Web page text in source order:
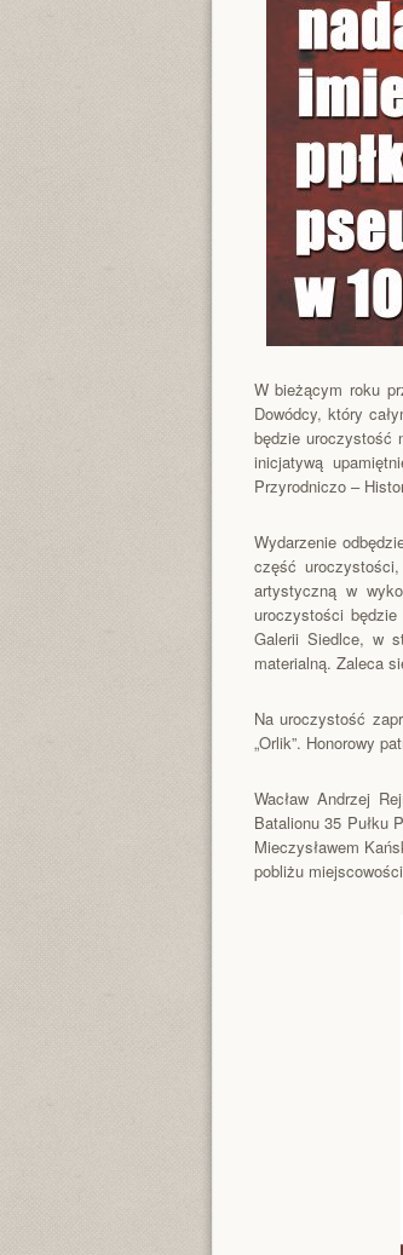
W bieżącym roku
Dowódcy, który
będzie uroczystość
inicjatywą
Przyrodniczo –
Wydarzenie
część
artystyczną w
uroczystości
Galerii Siedlce, w
materialną. Zaleca
Na uroczystość
„Orlik”. Honorowy
Wacław Andrzej
Batalionu 35 Pułku
Mieczysławem
pobliżu